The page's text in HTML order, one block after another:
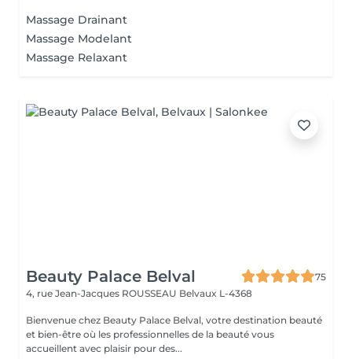
Massage Drainant
Massage Modelant
Massage Relaxant
Beauty Palace Belval
75
4, rue Jean-Jacques ROUSSEAU Belvaux L-4368
Bienvenue chez Beauty Palace Belval, votre destination beauté
et bien-être où les professionnelles de la beauté vous
accueillent avec plaisir pour des...